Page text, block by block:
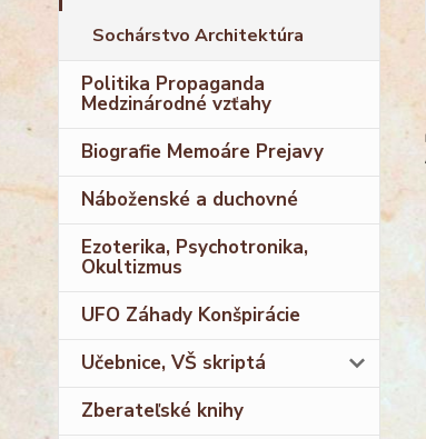
Sochárstvo Architektúra
Politika Propaganda
Medzinárodné vzťahy
Biografie Memoáre Prejavy
Náboženské a duchovné
Ezoterika, Psychotronika,
Okultizmus
UFO Záhady Konšpirácie
Učebnice, VŠ skriptá
Zberateľské knihy